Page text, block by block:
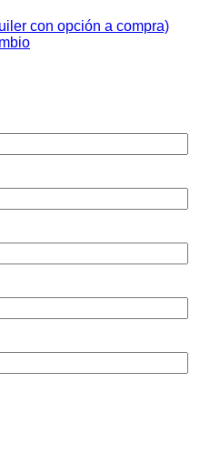
con opción a compra)